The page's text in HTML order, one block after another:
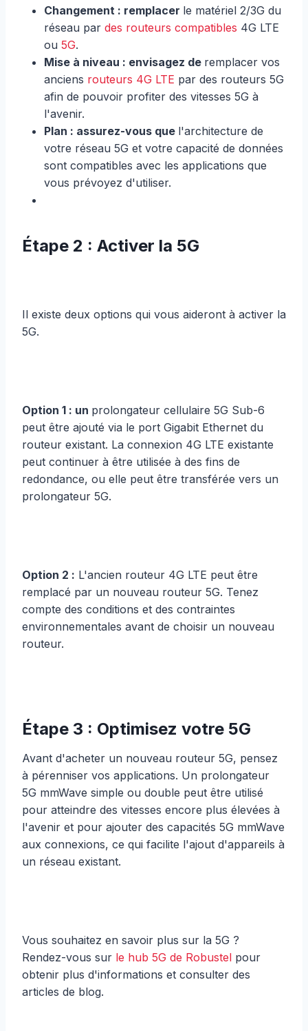
Changement : remplacer le matériel 2/3G du
réseau par des routeurs compatibles 4G LTE
ou 5G.
Mise à niveau : envisagez de remplacer vos
anciens routeurs 4G LTE par des routeurs 5G
afin de pouvoir profiter des vitesses 5G à
l'avenir.
Plan : assurez-vous que l'architecture de
votre réseau 5G et votre capacité de données
sont compatibles avec les applications que
vous prévoyez d'utiliser.
Étape 2 : Activer la 5G
Il existe deux options qui vous aideront à activer la
5G.
Option 1 : un prolongateur cellulaire 5G Sub-6
peut être ajouté via le port Gigabit Ethernet du
routeur existant. La connexion 4G LTE existante
peut continuer à être utilisée à des fins de
redondance, ou elle peut être transférée vers un
prolongateur 5G.
Option 2 : L'ancien routeur 4G LTE peut être
remplacé par un nouveau routeur 5G. Tenez
compte des conditions et des contraintes
environnementales avant de choisir un nouveau
routeur.
Étape 3 : Optimisez votre 5G
Avant d'acheter un nouveau routeur 5G, pensez
à pérenniser vos applications. Un prolongateur
5G mmWave simple ou double peut être utilisé
pour atteindre des vitesses encore plus élevées à
l'avenir et pour ajouter des capacités 5G mmWave
aux connexions, ce qui facilite l'ajout d'appareils à
un réseau existant.
Vous souhaitez en savoir plus sur la 5G ?
Rendez-vous sur le hub 5G de Robustel pour
obtenir plus d'informations et consulter des
articles de blog.